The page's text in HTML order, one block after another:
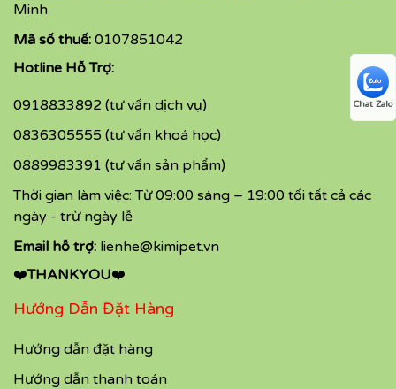
Minh
Mã số thuế: 0107851042
Hotline Hỗ Trợ:
0918833892 (tư vấn dịch vụ)
0836305555 (tư vấn khoá học)
0889983391 (tư vấn sản phẩm)
Thời gian làm việc: Từ 09:00 sáng – 19:00 tối tất cả các
ngày - trừ ngày lễ
Email hỗ trợ: lienhe@kimipet.vn
❤️THANKYOU❤️
Hướng Dẫn Đặt Hàng
Hướng dẫn đặt hàng
Hướng dẫn thanh toán
Chat Zalo